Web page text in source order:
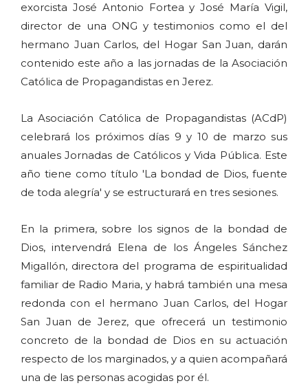
exorcista José Antonio Fortea y José María Vigil,
director de una ONG y testimonios como el del
hermano Juan Carlos, del Hogar San Juan, darán
contenido este año a las jornadas de la Asociación
Católica de Propagandistas en Jerez.
La Asociación Católica de Propagandistas (ACdP)
celebrará los próximos días 9 y 10 de marzo sus
anuales Jornadas de Católicos y Vida Pública. Este
año tiene como título 'La bondad de Dios, fuente
de toda alegría' y se estructurará en tres sesiones.
En la primera, sobre los signos de la bondad de
Dios, intervendrá Elena de los Ángeles Sánchez
Migallón, directora del programa de espiritualidad
familiar de Radio Maria, y habrá también una mesa
redonda con el hermano Juan Carlos, del Hogar
San Juan de Jerez, que ofrecerá un testimonio
concreto de la bondad de Dios en su actuación
respecto de los marginados, y a quien acompañará
una de las personas acogidas por él.